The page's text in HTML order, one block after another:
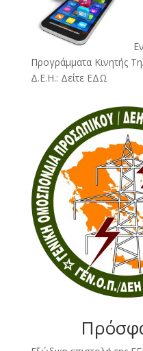
Προγράμματα Κινητής
Δ.Ε.Η.: Δείτε ΕΔΩ